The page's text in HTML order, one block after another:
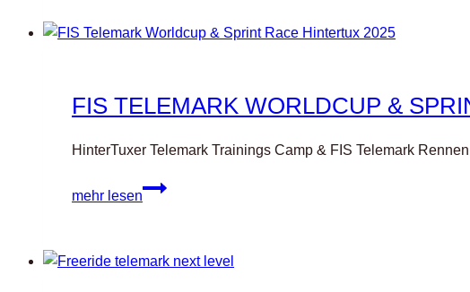
Week
FIS TELEMARK WORLDCUP &
HinterTuxer Telemark Trainings Camp & FIS Telemark Rennen
mehr lesen
FIS